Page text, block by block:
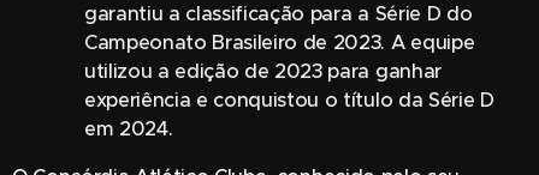
garantiu a classificação para a Série D do
Campeonato Brasileiro de 2023. A equipe
utilizou a edição de 2023 para ganhar
experiência e conquistou o título da Série D
em 2024.